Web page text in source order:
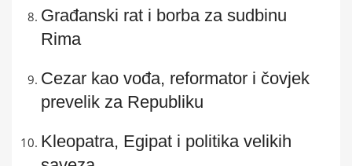
Građanski rat i borba za sudbinu
Rima
Cezar kao vođa, reformator i čovjek
prevelik za Republiku
Kleopatra, Egipat i politika velikih